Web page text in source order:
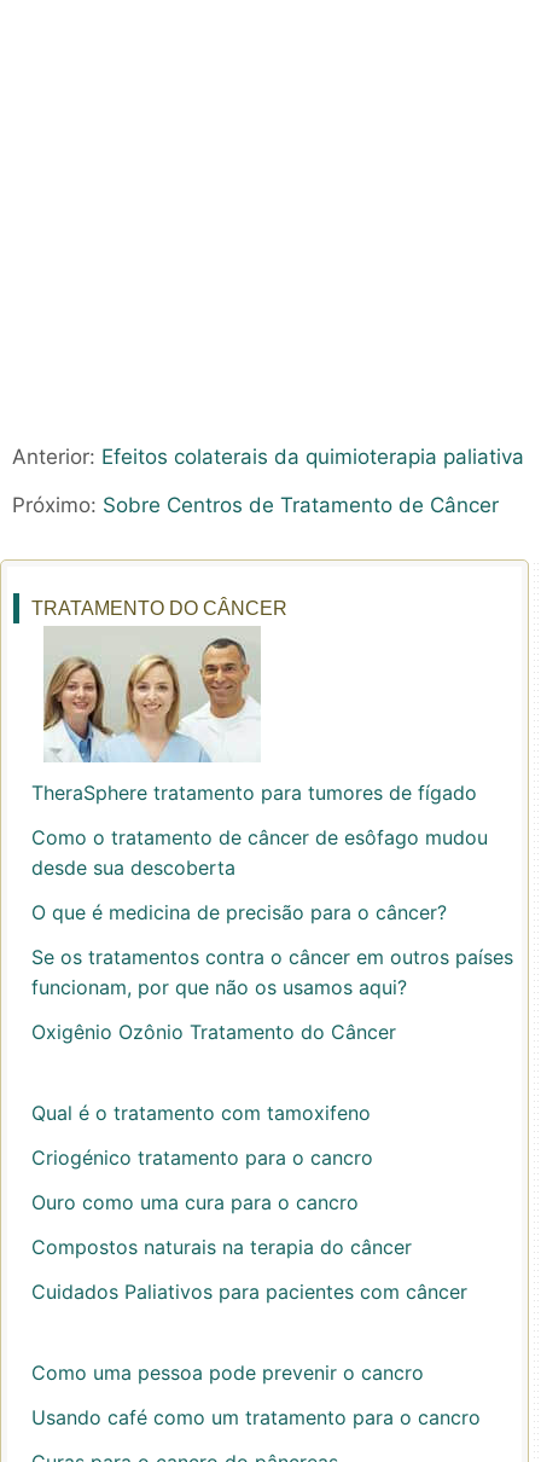
Anterior: Efeitos colaterais da quimioterapia paliativa
Próximo: Sobre Centros de Tratamento de Câncer
TRATAMENTO DO CÂNCER
TheraSphere tratamento para tumores de fígado
Como o tratamento de câncer de esôfago mudou
desde sua descoberta
O que é medicina de precisão para o câncer?
Se os tratamentos contra o câncer em outros países
funcionam, por que não os usamos aqui?
Oxigênio Ozônio Tratamento do Câncer
Qual é o tratamento com tamoxifeno
Criogénico tratamento para o cancro
Ouro como uma cura para o cancro
Compostos naturais na terapia do câncer
Cuidados Paliativos para pacientes com câncer
Como uma pessoa pode prevenir o cancro
Usando café como um tratamento para o cancro